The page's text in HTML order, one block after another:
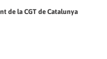
de la CGT de Catalunya